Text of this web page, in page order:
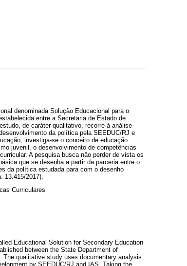
denominada Solução Educacional para o
entre a Secretaria de Estado de
de caráter qualitativo, recorre à análise
da política pela SEEDUC/RJ e
investiga-se o conceito de educação
juvenil, o desenvolvimento de competências
A pesquisa busca não perder de vista os
que se desenha a partir da parceria entre o
da política estudada para com o desenho
13.415/2017).
Curriculares
Educational Solution for Secondary Education
between the State Department of
qualitative study uses documentary analysis
by SEEDUC/RJ and IAS. Taking the